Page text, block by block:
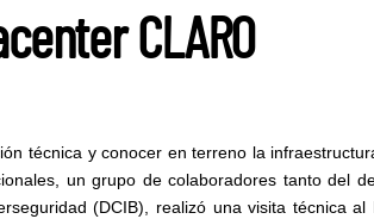
CLARO
técnica y conocer en terreno la
un grupo de colaboradores tanto del
(DCIB), realizó unavisita técnica al